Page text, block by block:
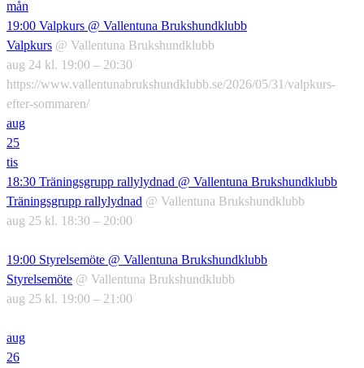
mån
19:00 Valpkurs @ Vallentuna Brukshundklubb
Valpkurs @ Vallentuna Brukshundklubb
aug 24 kl. 19:00 – 20:30
https://www.vallentunabrukshundklubb.se/2026/05/31/valpkurs-
efter-sommaren/
aug
25
tis
18:30 Träningsgrupp rallylydnad @ Vallentuna Brukshundklubb
Träningsgrupp rallylydnad @ Vallentuna Brukshundklubb
aug 25 kl. 18:30 – 20:00
19:00 Styrelsemöte @ Vallentuna Brukshundklubb
Styrelsemöte @ Vallentuna Brukshundklubb
aug 25 kl. 19:00 – 21:00
aug
26